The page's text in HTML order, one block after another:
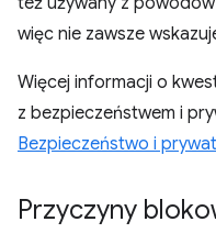
więc nie zawsze
Więcej informacji o
z bezpieczeństwem i
Bezpieczeństwo i
Przyczyny